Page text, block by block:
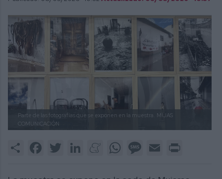
Parte de las fotografías que se exponen en la muestra. MIJAS
COMUNICACIÓN
Share FacebookTwitter LinkedInMeneameWhatsAppMessage
Email